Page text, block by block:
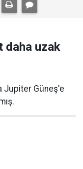
daha uzak
Jupiter Güneş'e